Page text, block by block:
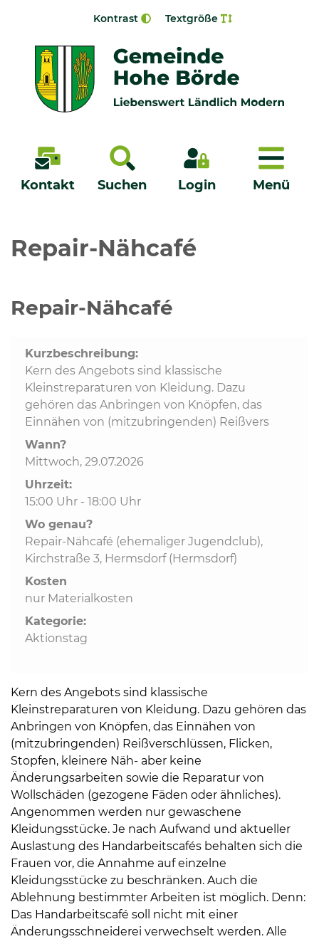
Kontrast Textgröße
Kontakt Suchen Login Menü
Menü
Neuigkeiten
Kommunalpolitik
Bildung und Soziales
Wirtschaft, Bauen, Verkehr
Tourismus, Freizeit, Dorfleben
Ehrenamt und Engagement
Repair-Nähcafé
Repair-Nähcafé
Kurzbeschreibung:
Kern des Angebots sind klassische
Kleinstreparaturen von Kleidung. Dazu
gehören das Anbringen von Knöpfen, das
Einnähen von (mitzubringenden) Reißvers
Wann?
Mittwoch, 29.07.2026
Uhrzeit:
15:00 Uhr - 18:00 Uhr
Wo genau?
Repair-Nähcafé (ehemaliger Jugendclub),
Kirchstraße 3, Hermsdorf (Hermsdorf)
Kosten
nur Materialkosten
Kategorie:
Aktionstag
Kern des Angebots sind klassische
Kleinstreparaturen von Kleidung. Dazu gehören das
Anbringen von Knöpfen, das Einnähen von
(mitzubringenden) Reißverschlüssen, Flicken,
Stopfen, kleinere Näh- aber keine
Änderungsarbeiten sowie die Reparatur von
Wollschäden (gezogene Fäden oder ähnliches).
Angenommen werden nur gewaschene
Kleidungsstücke. Je nach Aufwand und aktueller
Auslastung des Handarbeitscafés behalten sich die
Frauen vor, die Annahme auf einzelne
Kleidungsstücke zu beschränken. Auch die
Ablehnung bestimmter Arbeiten ist möglich. Denn:
Das Handarbeitscafé soll nicht mit einer
Änderungsschneiderei verwechselt werden. Alle